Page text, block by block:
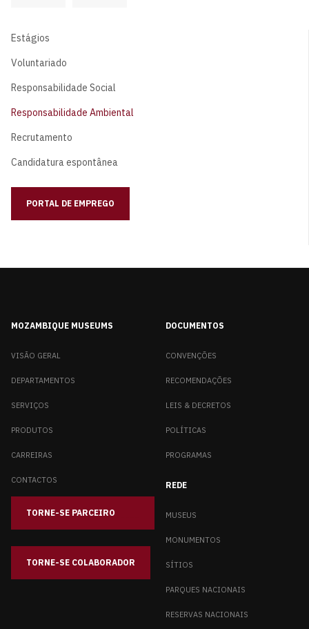
Estágios
Voluntariado
Responsabilidade Social
Responsabilidade Ambiental
Recrutamento
Candidatura espontânea
PORTAL DE EMPREGO
MOZAMBIQUE MUSEUMS
VISÃO GERAL
DEPARTAMENTOS
SERVIÇOS
PRODUTOS
CARREIRAS
CONTACTOS
TORNE-SE PARCEIRO
TORNE-SE COLABORADOR
DOCUMENTOS
CONVENÇÕES
RECOMENDAÇÕES
LEIS & DECRETOS
POLÍTICAS
PROGRAMAS
REDE
MUSEUS
MONUMENTOS
SÍTIOS
PARQUES NACIONAIS
RESERVAS NACIONAIS